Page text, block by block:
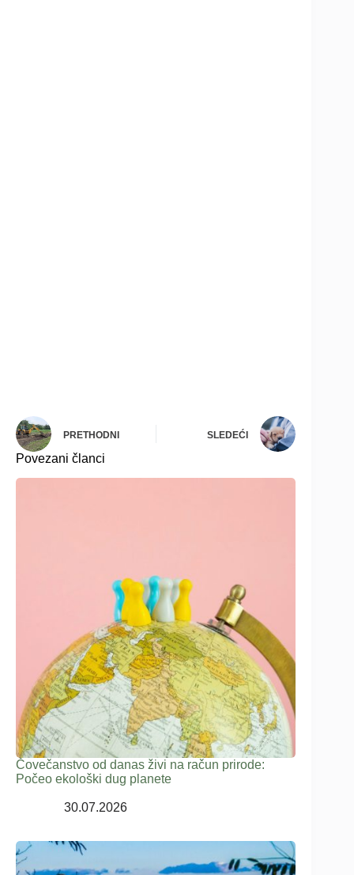
PRETHODNI SLEDEĆI
Povezani članci
Čovečanstvo od danas živi na račun prirode:
Počeo ekološki dug planete
30.07.2026